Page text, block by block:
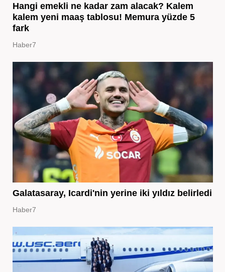
Hangi emekli ne kadar zam alacak? Kalem
kalem yeni maaş tablosu! Memura yüzde 5
fark
Haber7
Galatasaray, Icardi'nin yerine iki yıldız belirledi
Haber7